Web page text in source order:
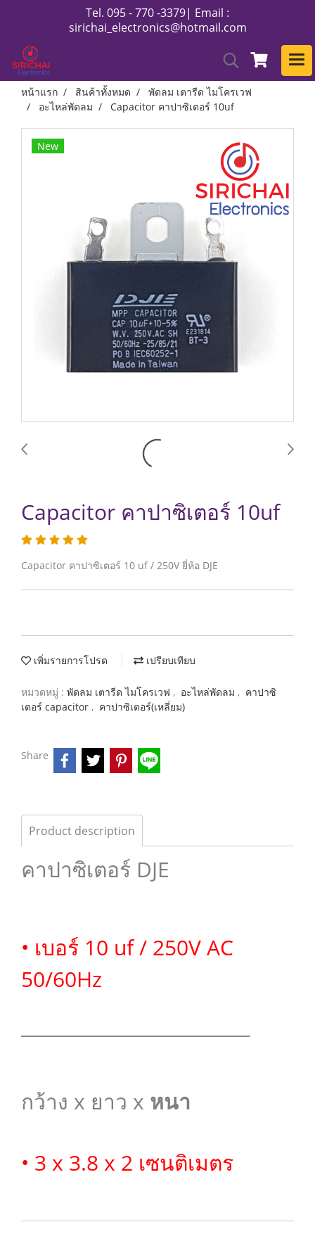
Tel. 095 - 770 -3379| Email :
sirichai_electronics@hotmail.com
หน้าแรก สินค้าทั้งหมด
พัดลม เตารีด ไมโครเวฟ
อะไหล่พัดลม
Capacitor คาปาซิเตอร์ 10uf
New
Capacitor คาปาซิเตอร์ 10uf
Capacitor คาปาซิเตอร์ 10 uf / 250V ยี่ห้อ DJE
เพิ่มรายการโปรด เปรียบเทียบ
หมวดหมู่ : พัดลม เตารีด ไมโครเวฟ , อะไหล่พัดลม , คาปาซิ
เตอร์ capacitor , คาปาซิเตอร์(เหลี่ยม)
Share
Product description
คาปาซิเตอร์ DJE
• เบอร์ 10 uf / 250V AC
50/60Hz
กว้าง x ยาว x หนา
• 3 x 3.8 x 2 เซนติเมตร